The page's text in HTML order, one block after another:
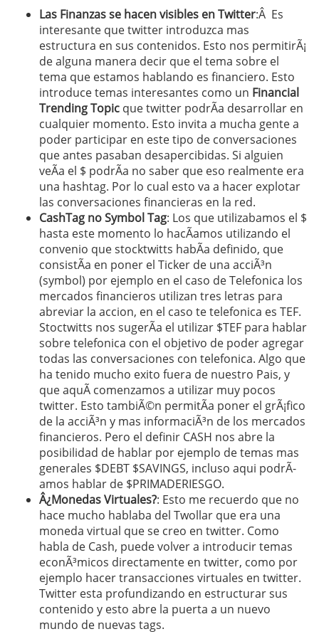
Las Finanzas se hacen visibles en Twitter:Â Es
interesante que twitter introduzca mas
estructura en sus contenidos. Esto nos permitirÃ¡
de alguna manera decir que el tema sobre el
tema que estamos hablando es financiero. Esto
introduce temas interesantes como un Financial
Trending Topic que twitter podrÃ­a desarrollar en
cualquier momento. Esto invita a mucha gente a
poder participar en este tipo de conversaciones
que antes pasaban desapercibidas. Si alguien
veÃ­a el $ podrÃ­a no saber que eso realmente era
una hashtag. Por lo cual esto va a hacer explotar
las conversaciones financieras en la red.
CashTag no Symbol Tag: Los que utilizabamos el $
hasta este momento lo hacÃ­amos utilizando el
convenio que stocktwitts habÃ­a definido, que
consistÃ­a en poner el Ticker de una acciÃ³n
(symbol) por ejemplo en el caso de Telefonica los
mercados financieros utilizan tres letras para
abreviar la accion, en el caso te telefonica es TEF.
Stoctwitts nos sugerÃ­a el utilizar $TEF para hablar
sobre telefonica con el objetivo de poder agregar
todas las conversaciones con telefonica. Algo que
ha tenido mucho exito fuera de nuestro Pais, y
que aquÃ­ comenzamos a utilizar muy pocos
twitter. Esto tambiÃ©n permitÃ­a poner el grÃ¡fico
de la acciÃ³n y mas informaciÃ³n de los mercados
financieros. Pero el definir CASH nos abre la
posibilidad de hablar por ejemplo de temas mas
generales $DEBT $SAVINGS, incluso aqui podrÃ­
amos hablar de $PRIMADERIESGO.
Â¿Monedas Virtuales?: Esto me recuerdo que no
hace mucho hablaba del Twollar que era una
moneda virtual que se creo en twitter. Como
habla de Cash, puede volver a introducir temas
econÃ³micos directamente en twitter, como por
ejemplo hacer transacciones virtuales en twitter.
Twitter esta profundizando en estructurar sus
contenido y esto abre la puerta a un nuevo
mundo de nuevas tags.